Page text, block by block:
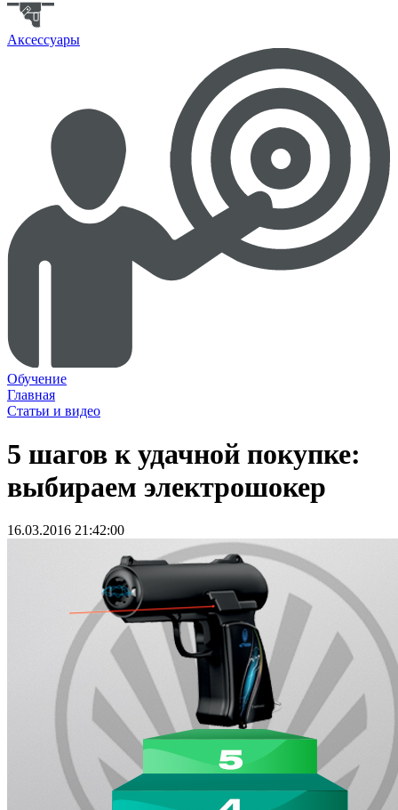
Аксессуары
Обучение
Главная
Статьи и видео
5 шагов к удачной покупке:
выбираем электрошокер
16.03.2016 21:42:00